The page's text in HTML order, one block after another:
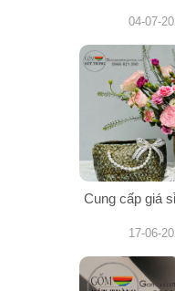
04-07-
Cung cấp giá
17-06-